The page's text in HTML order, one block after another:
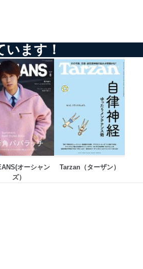
は以下までご連絡ください。
ます！
オーシャン
ズ）
Tarzan（ターザン）